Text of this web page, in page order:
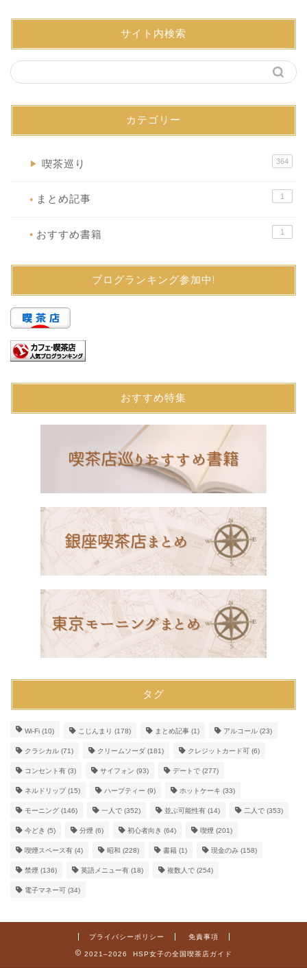
サイト内検索
カテゴリー
▶ 喫茶巡り 364
● まとめ記事 1
● おすすめ書籍 1
ブログランキング参加中!
おすすめ特集
タグ
Wi-Fi (10) こじんまり (178) まとめ記事 (1) アルコール (23)
クラシカル (71) クリームソーダ (181) クレジットカード可 (6)
コンセント有 (3) サイフォン (93) デートで (277)
ネルドリップ(15) ハーブティー (9) ホットケーキ (33)
モーニング (146) 一人で (352) 並ぶ可能性有 (14) 二人で (353)
今どき (5) 分煙 (6) 初心者向き (64) 喫煙 (201)
喫煙スペース有 (4) 昭和 (228) 書籍 (1) 現金のみ (158)
禁煙 (136) 英語メニュー有 (18) 複数人で (254)
電子マネー可 (34)
プライバシーポリシー 免責事項
2021–2026 HSP女子の全国喫茶店ガイド